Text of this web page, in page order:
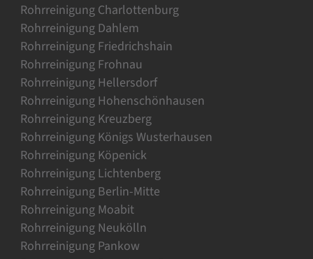
Rohrreinigung Charlottenburg
Rohrreinigung Dahlem
Rohrreinigung Friedrichshain
Rohrreinigung Frohnau
Rohrreinigung Hellersdorf
Rohrreinigung Hohenschönhausen
Rohrreinigung Kreuzberg
Rohrreinigung Königs Wusterhausen
Rohrreinigung Köpenick
Rohrreinigung Lichtenberg
Rohrreinigung Berlin-Mitte
Rohrreinigung Moabit
Rohrreinigung Neukölln
Rohrreinigung Pankow